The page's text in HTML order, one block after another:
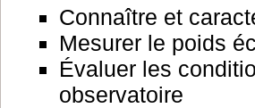
Connaître et
Mesurer le poids
Évaluer les
observatoire